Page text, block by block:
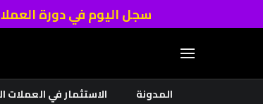
سجل اليوم في دورة
المدونة
الاستثمار في العملات